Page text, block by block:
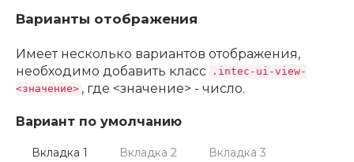
Варианты отображения
Имеет несколько вариантов отображения,
необходимо добавить класс
.intec-ui-view-
<значение> , где <значение> - число.
Вариант по умолчанию
Вкладка 1 Вкладка 2 Вкладка 3